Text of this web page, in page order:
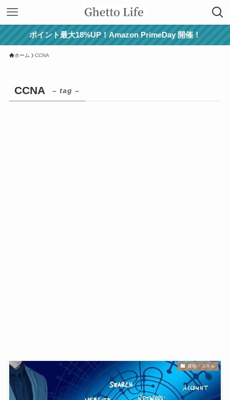
ポイント最大18%UP！Amazon PrimeDay 開催！
ホーム CCNA
CCNA – tag –
資格・スキル